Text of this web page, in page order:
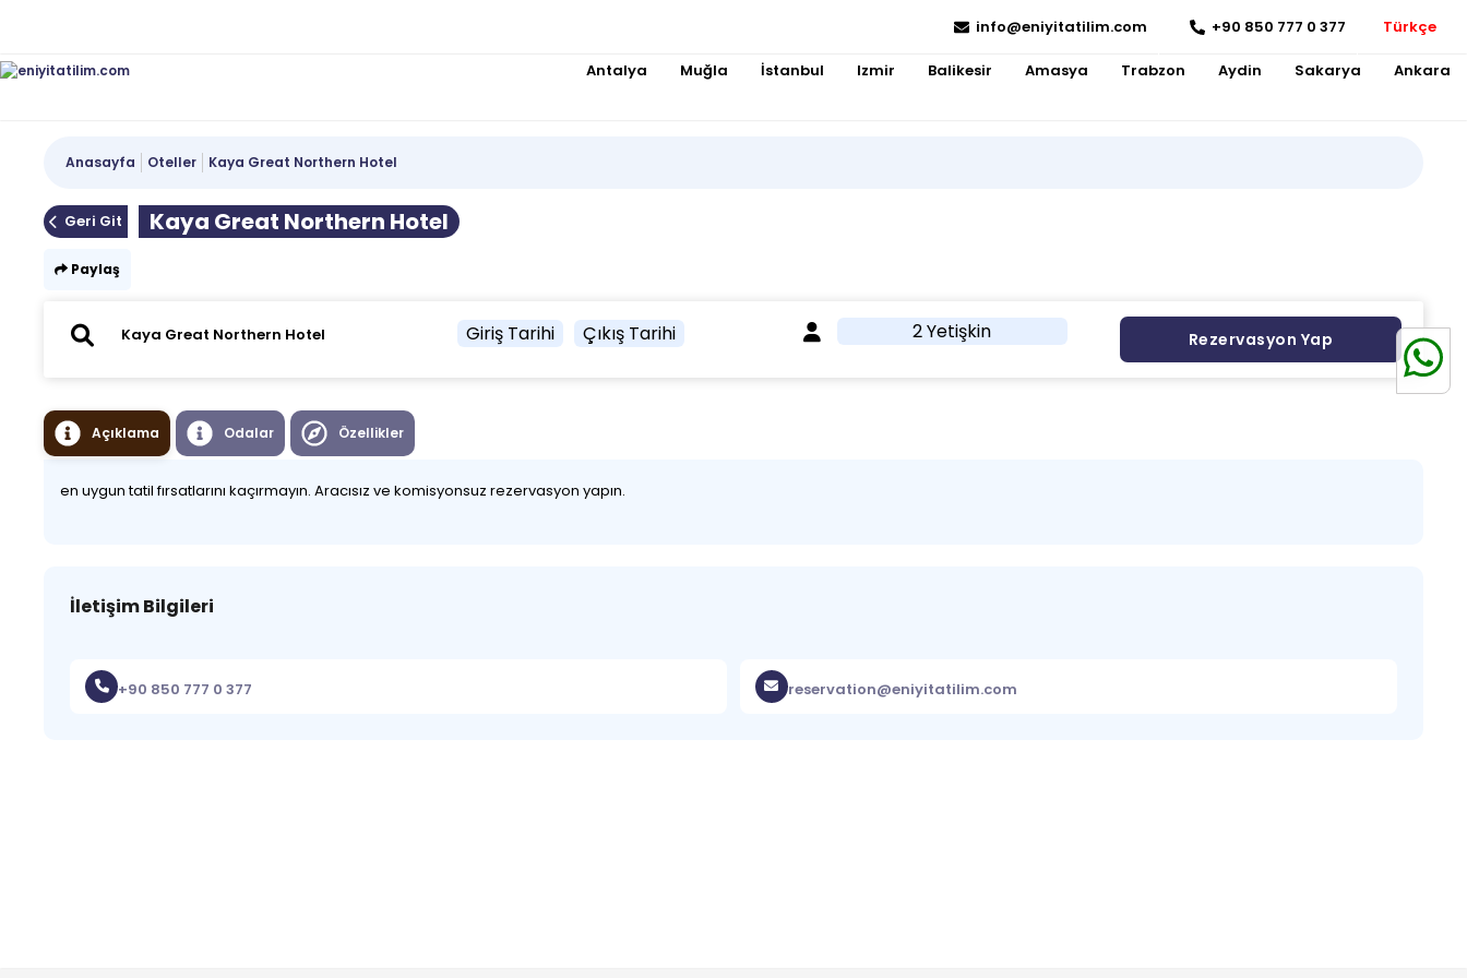
info@eniyitatilim.com +90 850 777 0 377 Türkçe
Antalya Muğla İstanbul Izmir Balikesir Amasya Trabzon Aydin Sakarya Ankara
Anasayfa Oteller Kaya Great Northern Hotel
Geri Git Kaya Great Northern Hotel
Paylaş
Giriş Tarihi Çıkış Tarihi 2 Yetişkin Rezervasyon Yap
Açıklama Odalar Özellikler
en uygun tatil fırsatlarını kaçırmayın. Aracısız ve komisyonsuz rezervasyon yapın.
İletişim Bilgileri
+90 850 777 0 377 reservation@eniyitatilim.com